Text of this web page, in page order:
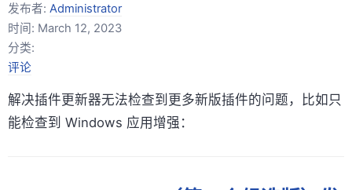
发布者: Administrator
时间: March 12, 2023
分类:
评论
解决插件更新器无法检查到更多新版插件的问题，比如只
能检查到 Windows 应用增强：